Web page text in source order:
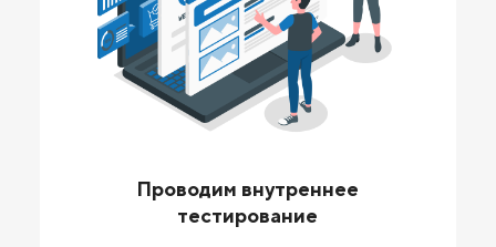
Проводим внутреннее
тестирование